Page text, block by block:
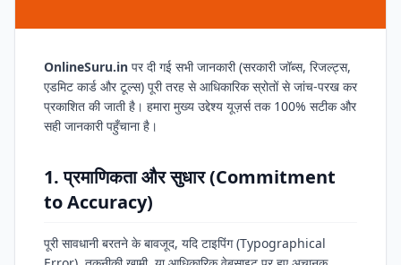
OnlineSuru.in पर दी गई सभी जानकारी (सरकारी जॉब्स, रिजल्ट्स,
एडमिट कार्ड और टूल्स) पूरी तरह से आधिकारिक स्रोतों से जांच-परख कर
प्रकाशित की जाती है। हमारा मुख्य उद्देश्य यूज़र्स तक 100% सटीक और
सही जानकारी पहुँचाना है।
1. प्रमाणिकता और सुधार (Commitment
to Accuracy)
पूरी सावधानी बरतने के बावजूद, यदि टाइपिंग (Typographical